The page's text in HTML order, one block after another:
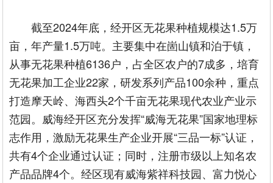
截至2024年底，经开区无花果种植规模达1.5万
亩，年产量1.5万吨。主要集中在崮山镇和泊于镇，
从事无花果种植6136户，占全区农户的7成多，培育
无花果加工企业22家，研发系列产品100余种，重点
打造摩天岭、海西头2个千亩无花果现代农业产业示
范园。威海经开区充分发挥“威海无花果”国家地理标
志作用，激励无花果生产企业开展“三品一标”认证，
共有4个企业通过认证；同时，注册市级以上知名农
产品品牌4个。经区现有威海紫祥科技园、富力悦心